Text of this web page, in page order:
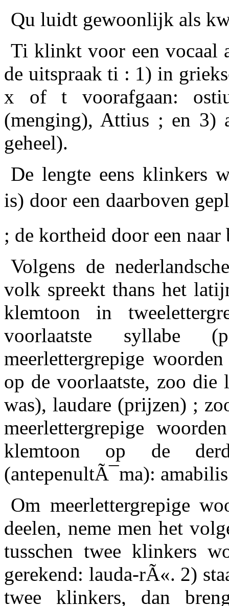
Qu luidt gewoonlijk als
Ti klinkt voor een vocaal
de uitspraak ti : 1) in
x of t voorafgaan:
(menging), Attius ; en
geheel).
De lengte eens klinkers
is) door een daarboven
; de kortheid door een
Volgens de
volk spreekt thans het
klemtoon in
voorlaatste syllabe
meerlettergrepige
op de voorlaatste, zoo
was), laudare (prijzen) ;
meerlettergrepige
klemtoon op de
(antepenultÃ¯ma):
Om meerlettergrepige
deelen, neme men het
tusschen twee klinkers
gerekend: lauda-rÃ«. 2)
twee klinkers, dan